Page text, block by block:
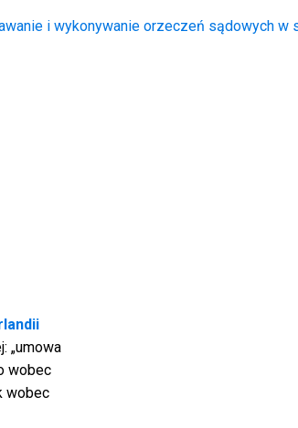
i wykonywanie orzeczeń sądowych w
„umowa
wobec
wobec